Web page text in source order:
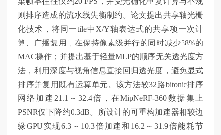
则排序造成的流水线失衡制约。论文提出共享轴光栅
化技术，将同一tile中X/Y轴表达式的共享项一次计
算、广播复用，在保持像素级并行的同时减少38%的
MAC操作；并提出基于轻量MLP的顺序无关透光度方
法，利用深度与视角信息直接回归透光度，避免显式
排序并复用既有运算单元。该方法较32路bitonic排序
网络加速21.1～32.4倍，在MipNeRF-360数据集上
PSNR仅下降约0.3dB。所设计的可重构加速器相较边
缘GPU实现6.3～10.3倍加速和16.2～31.9倍能耗节